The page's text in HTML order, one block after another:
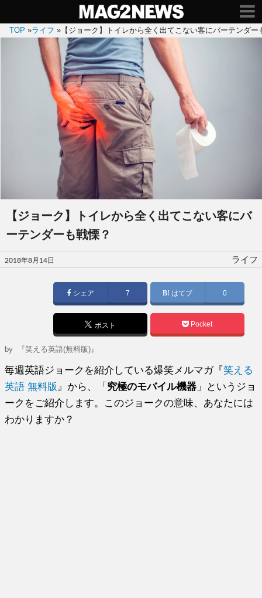
TOP »ライフ » 【ジョーク】トイレから全く出てこない客にバーテンダー
【ジョーク】トイレから全く出てこない客にバ
ーテンダーも戦慄？
投
稿
2018年8月14日 ライフ
シェア 7 はてブ 0
ポスト Pocket
by 『笑える英語(無料版)』
毎週英語ジョークを紹介している爆笑メルマガ『笑える
英語 無料版 』から、「 究極のモバイル機器 」というジョ
ークをご紹介します。このジョークの意味、あなたには
わかりますか？